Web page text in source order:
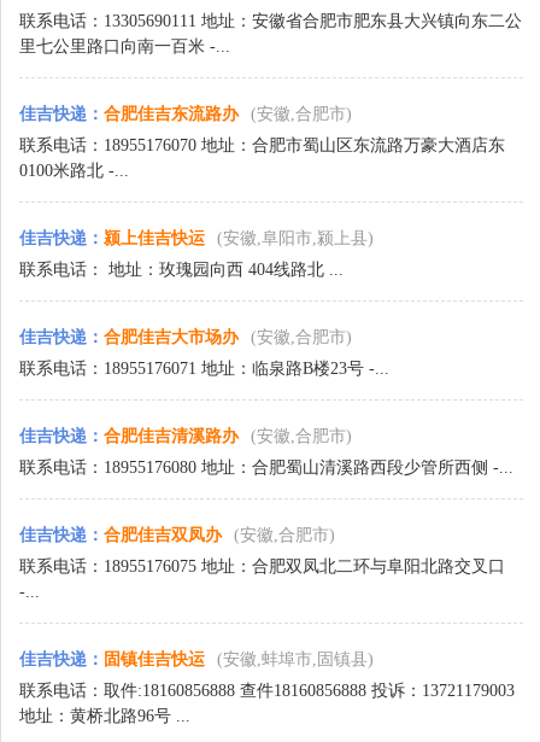
联系电话：13305690111 地址：安徽省合肥市肥东县大兴镇向东二公
里七公里路口向南一百米 -...
佳吉快递 ： 合肥佳吉东流路办
(安徽,合肥市)
联系电话：18955176070 地址：合肥市蜀山区东流路万豪大酒店东
0100米路北 -...
佳吉快递 ： 颍上佳吉快运
(安徽,阜阳市,颍上县)
联系电话： 地址：玫瑰园向西 404线路北 ...
佳吉快递 ： 合肥佳吉大市场办
(安徽,合肥市)
联系电话：18955176071 地址：临泉路B楼23号 -...
佳吉快递 ： 合肥佳吉清溪路办
(安徽,合肥市)
联系电话：18955176080 地址：合肥蜀山清溪路西段少管所西侧 -...
佳吉快递 ： 合肥佳吉双凤办
(安徽,合肥市)
联系电话：18955176075 地址：合肥双凤北二环与阜阳北路交叉口
-...
佳吉快递 ： 固镇佳吉快运
(安徽,蚌埠市,固镇县)
联系电话：取件:18160856888 查件18160856888 投诉：13721179003
地址：黄桥北路96号 ...